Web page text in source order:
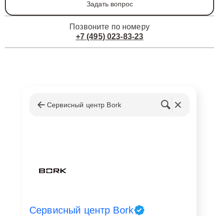
Задать вопрос
Позвоните по номеру
+7 (495) 023-83-23
Сервисный центр Bork
Сервисный центр Bork